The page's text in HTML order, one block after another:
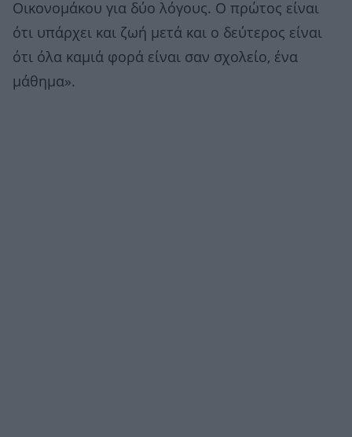
Οικονομάκου για δύο λόγους. Ο πρώτος είναι
ότι υπάρχει και ζωή μετά και ο δεύτερος είναι
ότι όλα καμιά φορά είναι σαν σχολείο, ένα
μάθημα».